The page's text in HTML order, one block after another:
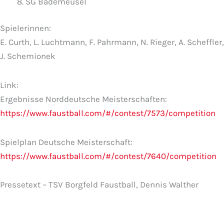
Spielerinnen:
E. Curth, L. Luchtmann, F. Pahrmann, N. Rieger, A. Scheffler,
J. Schemionek
Link:
Ergebnisse Norddeutsche Meisterschaften:
https://www.faustball.com/#/contest/7573/competition
Spielplan Deutsche Meisterschaft:
https://www.faustball.com/#/contest/7640/competition
Pressetext – TSV Borgfeld Faustball, Dennis Walther